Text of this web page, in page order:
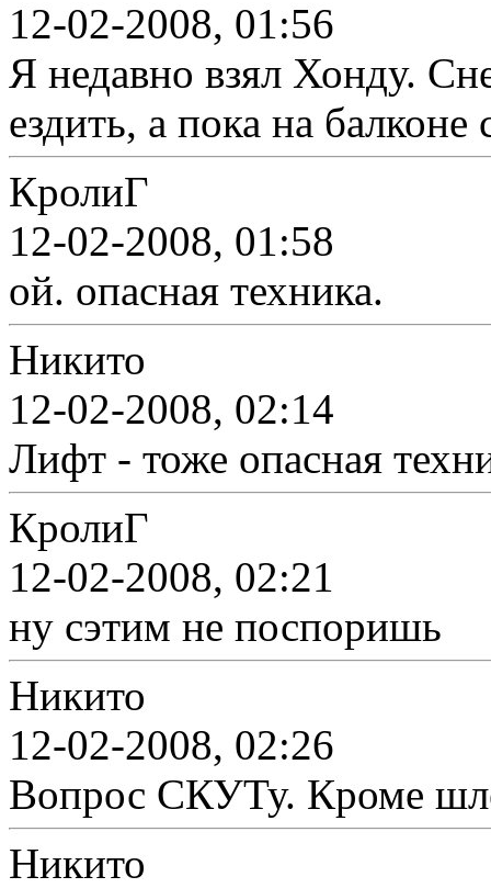
12-02-2008, 01:56
Я недавно взял Хонду.
ездить, а пока на балконе
КролиГ
12-02-2008, 01:58
ой. опасная техника.
Никито
12-02-2008, 02:14
Лифт - тоже опасная
КролиГ
12-02-2008, 02:21
ну сэтим не поспоришь
Никито
12-02-2008, 02:26
Вопрос СКУТу. Кроме
Никито